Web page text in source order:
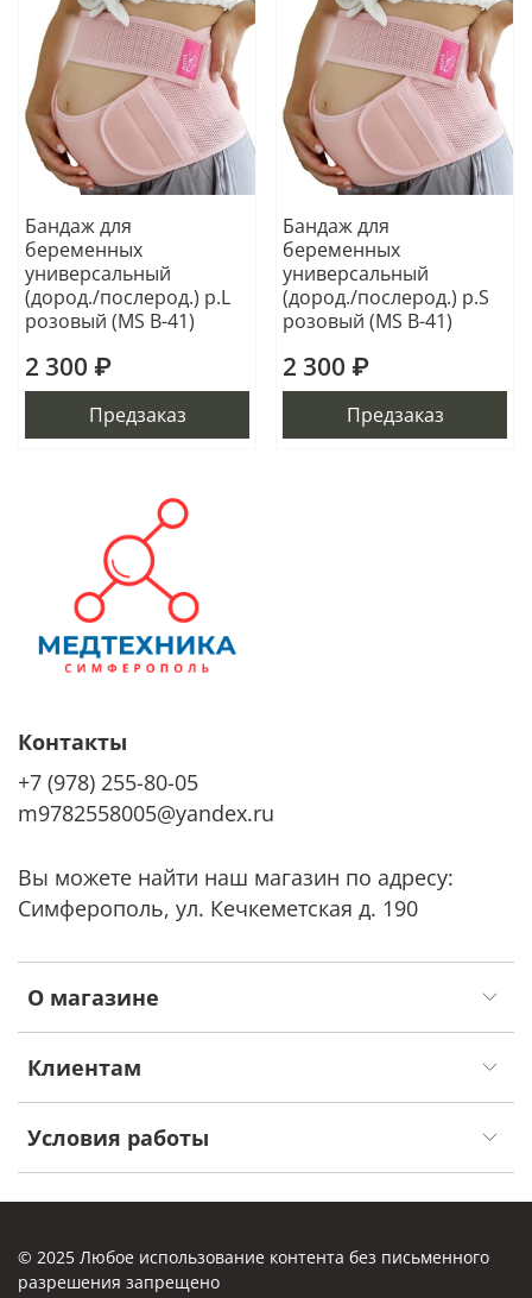
Бандаж для
беременных
универсальный
(дород./послерод.) р.L
розовый (MS B-41)
2 300 ₽
Предзаказ
Бандаж для
беременных
универсальный
(дород./послерод.) р.S
розовый (MS B-41)
2 300 ₽
Предзаказ
О магазине
Клиентам
Условия работы
Контакты
+7 (978) 255-80-05
m9782558005@yandex.ru
Вы можете найти наш магазин по адресу:
Симферополь, ул. Кечкеметская д. 190
© 2025 Любое использование контента без письменного
разрешения запрещено